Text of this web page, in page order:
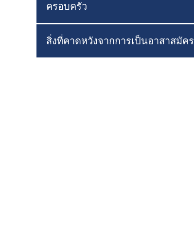
ครอบครัว
สิ่งที่คาดหวังจากการเป็นอาสาสมัคร